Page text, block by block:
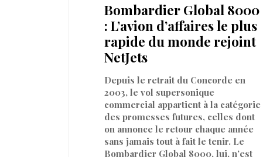
Bombardier Global 8000
: L’avion d’affaires le plus
rapide du monde rejoint
NetJets
Depuis le retrait du Concorde en
2003, le vol supersonique
commercial appartient à la catégorie
des promesses futures, celles dont
on annonce le retour chaque année
sans jamais tout à fait le tenir. Le
Bombardier Global 8000, lui, n’est